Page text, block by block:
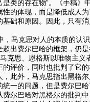
类的存在物”。《手稿》
性的体现，而是降低成人
基础和原因。因此，只有
马克思对人的本质的认
出费尔巴哈的框架，仍是
克思、恩格斯以唯物主
的评价，同时也批判了它
，此外，马克思指出黑格
统一的问题，但是费尔巴
费尔巴哈对黑格尔的批判